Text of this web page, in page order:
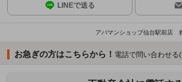
LINEで送る
アパマンショップ仙台駅前店
お急ぎの方はこちらから！ 電話で問い合わせる